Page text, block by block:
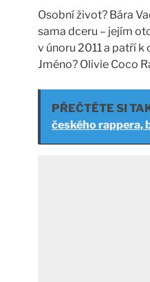
Osobní život? Bára
sama dceru – jejím
v únoru 2011 a patří
Jméno? Olivie Coco
PŘEČTĚTE SI
českého rappera,